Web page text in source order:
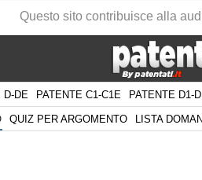
D-DE PATENTE C1-C1E PATENTE D1-
QUIZ PER ARGOMENTO LISTA
Questo sito contribuisce alla